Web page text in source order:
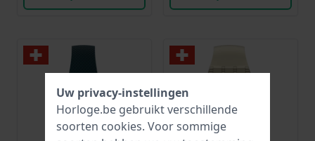
Uw privacy-instellingen
Horloge.be gebruikt verschillende
soorten cookies. Voor sommige